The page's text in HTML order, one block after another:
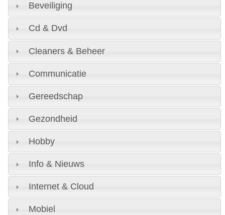
Beveiliging
Cd & Dvd
Cleaners & Beheer
Communicatie
Gereedschap
Gezondheid
Hobby
Info & Nieuws
Internet & Cloud
Mobiel